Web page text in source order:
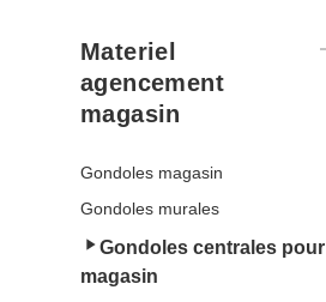
Materiel
agencement
magasin
Gondoles magasin
Gondoles murales
Gondoles centrales pour
magasin